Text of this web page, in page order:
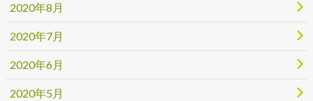
2020年8月
2020年7月
2020年6月
2020年5月